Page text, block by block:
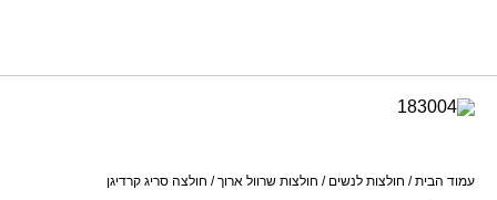
עמוד הבית/ חולצות לנשים / חולצות שרוול ארוך/ חולצה סריג קרדיגן